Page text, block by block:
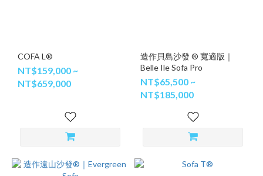
COFA L®
NT$159,000 ~
NT$659,000
造作貝島沙發 ® 寬適版｜
Belle Ile Sofa Pro
NT$65,500 ~
NT$185,000